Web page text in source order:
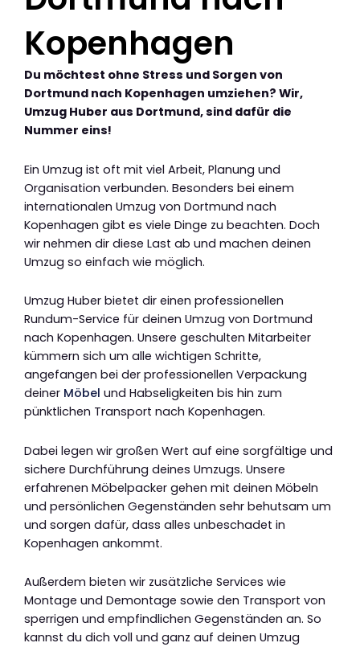
Kopenhagen
Du möchtest ohne Stress und Sorgen von
Dortmund nach Kopenhagen umziehen? Wir,
Umzug Huber aus Dortmund, sind dafür die
Nummer eins!
Ein Umzug ist oft mit viel Arbeit, Planung und
Organisation verbunden. Besonders bei einem
internationalen Umzug von Dortmund nach
Kopenhagen gibt es viele Dinge zu beachten. Doch
wir nehmen dir diese Last ab und machen deinen
Umzug so einfach wie möglich.
Umzug Huber bietet dir einen professionellen
Rundum-Service für deinen Umzug von Dortmund
nach Kopenhagen. Unsere geschulten Mitarbeiter
kümmern sich um alle wichtigen Schritte,
angefangen bei der professionellen Verpackung
deiner Möbel und Habseligkeiten bis hin zum
pünktlichen Transport nach Kopenhagen.
Dabei legen wir großen Wert auf eine sorgfältige und
sichere Durchführung deines Umzugs. Unsere
erfahrenen Möbelpacker gehen mit deinen Möbeln
und persönlichen Gegenständen sehr behutsam um
und sorgen dafür, dass alles unbeschadet in
Kopenhagen ankommt.
Außerdem bieten wir zusätzliche Services wie
Montage und Demontage sowie den Transport von
sperrigen und empfindlichen Gegenständen an. So
kannst du dich voll und ganz auf deinen Umzug